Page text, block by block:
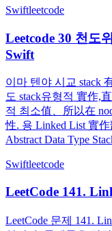
Swiftleetcode
Leetcode 30 천도
Swift
이마 텐야 시교 stack
도 stack유형적 實作,
적 최소值、所以在
性. 용 Linked List 實
Abstract Data Type
Swiftleetcode
LeetCode 141.
LeetCode 문제 141.